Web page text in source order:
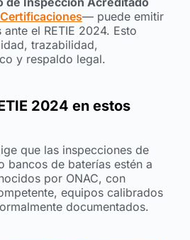
— puede emitir
el RETIE 2024. Esto
trazabilidad,
y respaldo legal.
2024 en estos
que las inspecciones de
bancos de baterías estén a
por ONAC, con
equipos calibrados
documentados.